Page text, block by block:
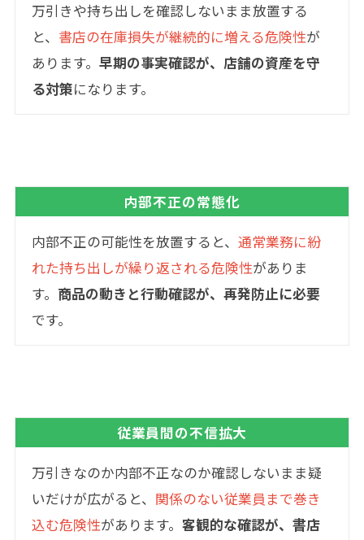
万引きや持ち出しを確認しないまま放置する
と、 書店の在庫損失が継続的に増える危険性が
あります。 早期の事実確認が、店舗の資産を守
る対策になります。
内部不正の常態化
内部不正の可能性を放置すると、 通常業務に紛
れた持ち出しが繰り返される危険性がありま
す。 商品の動きと行動確認が、再発防止に必要
です。
従業員間の不信拡大
万引きなのか内部不正なのか確認しないまま疑
いだけが広がると、 関係のない従業員まで巻き
込む危険性があります。 客観的な確認が、書店